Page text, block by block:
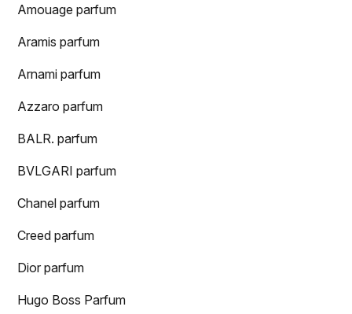
Amouage parfum
Aramis parfum
Arnami parfum
Azzaro parfum
BALR. parfum
BVLGARI parfum
Chanel parfum
Creed parfum
Dior parfum
Hugo Boss Parfum